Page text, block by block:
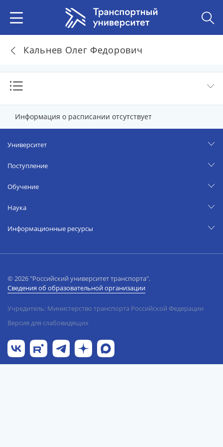
Кальнев Олег Федорович
Информация о расписании отсутствует
Университет
Поступление
Обучение
Наука
Информационные ресурсы
© 2026 "Российский университет транспорта".
Сведения об образовательной организации
Учредитель: Министерство транспорта Российской Федерации
Версия для слабовидящих